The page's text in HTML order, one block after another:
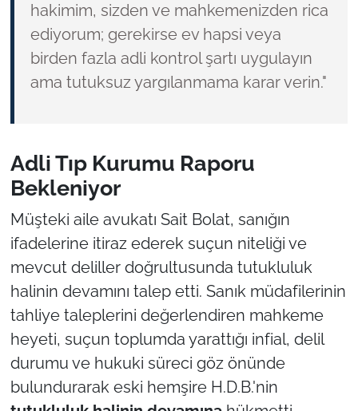
hakimim, sizden ve mahkemenizden rica
ediyorum; gerekirse ev hapsi veya
birden fazla adli kontrol şartı uygulayın
ama tutuksuz yargılanmama karar verin."
Adli Tıp Kurumu Raporu
Bekleniyor
Müşteki aile avukatı Sait Bolat, sanığın
ifadelerine itiraz ederek suçun niteliği ve
mevcut deliller doğrultusunda tutukluluk
halinin devamını talep etti. Sanık müdafilerinin
tahliye taleplerini değerlendiren mahkeme
heyeti, suçun toplumda yarattığı infial, delil
durumu ve hukuki süreci göz önünde
bulundurarak eski hemşire H.D.B.'nin